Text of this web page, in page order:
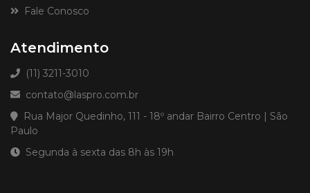
Fale Conosco
Atendimento
(11) 3211-3010
contato@laspro.com.br
Rua Major Quedinho, 111 - 18º andar Bairro Centro | São
Paulo
Segunda à sexta das 8h às 19h